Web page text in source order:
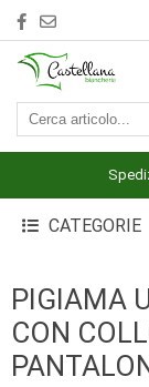
ACCESSORI
ARREDAMENTO
BIANCHERIA
CUCINA
INTIMO
CATEGORIE
PIGIAMA
CON